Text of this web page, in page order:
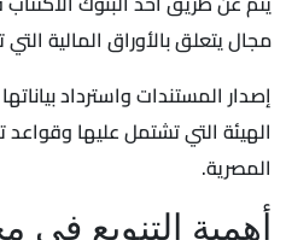
مجال يتعلق بالأوراق المالية
إصدار المستندات واسترداد
الهيئة التي تشتمل عليها
المصرية.
أهمية التنويع